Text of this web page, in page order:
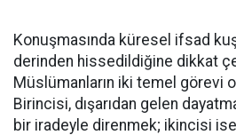
Konuşmasında küresel ifsad
derinden hissedildiğine dikkat
Müslümanların iki temel görevi
Birincisi, dışarıdan gelen
bir iradeyle direnmek; ikincisi